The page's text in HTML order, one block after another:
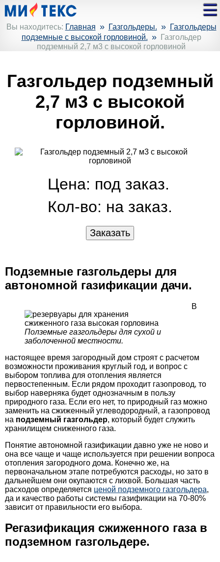
Вы находитесь: Главная » Газгольдеры. » Газгольдеры
подземные с высокой горловиной. »
Газгольдер
подземный 2,7 м3 с высокой горловиной
Газгольдер подземный
2,7 м3 с высокой
горловиной.
Цена: под заказ.
Кол-во: на заказ.
Подземные газгольдеры для
автономной газификации дачи.
Полземные газгольдеры для сухой и
заболоченной местности.
В
настоящее время загородный дом строят с расчетом
возможности проживания круглый год, и вопрос с
выбором топлива для отопления является
первостепенным. Если рядом проходит газопровод, то
выбор наверняка будет однозначным в пользу
природного газа. Если его нет, то природный газ можно
заменить на сжиженный углеводородный, а газопровод
на подземный газгольдер, который будет служить
хранилищем сниженного газа.
Понятие автономной газификации давно уже не ново и
она все чаще и чаще используется при решении вопроса
отопления загородного дома. Конечно же, на
первоначальном этапе потребуются расходы, но зато в
дальнейшем они окупаются с лихвой. Большая часть
расходов определяется ценой подземного газгольдера,
да и качество работы системы газификации на 70-80%
зависит от правильности его выбора.
Регазификация сжиженного газа в
подземном газгольдере.